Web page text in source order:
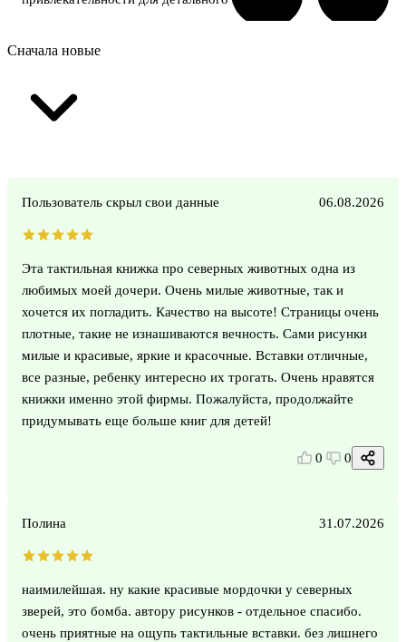
Сначала новые
Пользователь скрыл свои данные 06.08.2026
Эта тактильная книжка про северных животных одна из
любимых моей дочери. Очень милые животные, так и
хочется их погладить. Качество на высоте! Страницы очень
плотные, такие не изнашиваются вечность. Сами рисунки
милые и красивые, яркие и красочные. Вставки отличные,
все разные, ребенку интересно их трогать. Очень нравятся
книжки именно этой фирмы. Пожалуйста, продолжайте
придумывать еще больше книг для детей!
0 0
Полина 31.07.2026
наимилейшая. ну какие красивые мордочки у северных
зверей, это бомба. автору рисунков - отдельное спасибо.
очень приятные на ощупь тактильные вставки. без лишнего